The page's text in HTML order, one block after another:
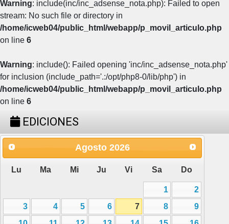
Warning: include(inc/inc_adsense_nota.php): Failed to open
stream: No such file or directory in
/home/icweb04/public_html/webapp/p_movil_articulo.php
on line 6
Warning: include(): Failed opening 'inc/inc_adsense_nota.php'
for inclusion (include_path='.:/opt/php8-0/lib/php') in
/home/icweb04/public_html/webapp/p_movil_articulo.php
on line 6
EDICIONES
Agosto 2026
Lu Ma Mi Ju Vi Sa Do
1
2
3
4 5 6 7 8
9